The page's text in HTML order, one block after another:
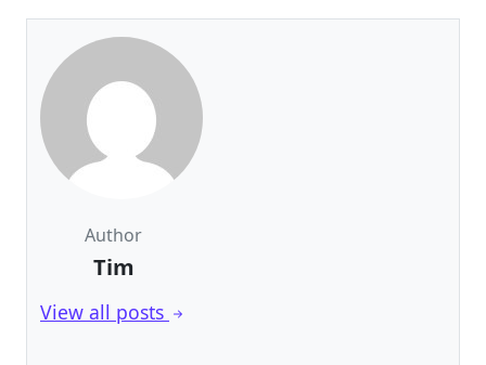
Author
Tim
View all posts